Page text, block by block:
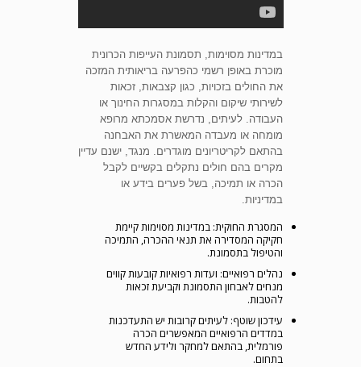
במדינות מסוימות, תסמונת העייפות הכרונית
מוכרת באופן רשמי כהפרעה בריאותית המזכה
את החולים בזכויות, כגון קצבאות, זכאות
לשירותי שיקום והקלות במסגרות החינוך או
העבודה. לעיתים, נדרשת אסמכתא מרופא
מומחה או מעבדה המאשרת את האבחנה
בהתאם לקריטריונים מוגדרים. מנגד, ישנם עדיין
מקרים בהם חולים נתקלים בקשיים לקבל
הכרה או תמיכה, בשל פערים בידע או
במדיניות.
המסגרת החוקית: במדינות מסוימות קיימת
חקיקה המסדירה את תנאי ההכרה, התמיכה
והטיפול בתסמונת.
נהלים רפואיים: ועדות רפואיות קובעות קווים
מנחים לאבחון התסמונת וקביעת זכאות
להטבות.
עידכון שוטף: לעיתים קרובות יש התעדכנות
במדדים הרפואיים המאפשרים הכרה
פורמלית, בהתאם למחקר ולידע החדש
בתחום.